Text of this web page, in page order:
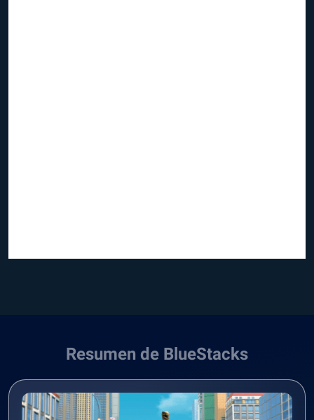
Resumen de BlueStacks